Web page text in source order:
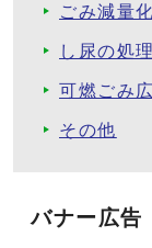
ごみ減量
し尿の処理
可燃ごみ
その他
バナー広告